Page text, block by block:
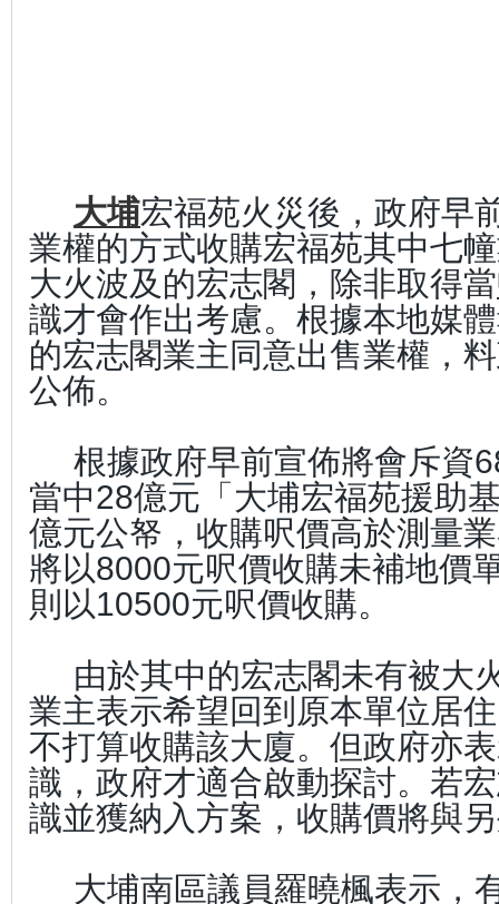
大埔宏福苑火災後，政府早
業權的方式收購宏福苑其中七
大火波及的宏志閣，除非取得當
識才會作出考慮。根據本地媒
的宏志閣業主同意出售業權，
公佈。
根據政府早前宣佈將會斥資
當中28億元「大埔宏福苑援助
億元公帑，收購呎價高於測量
將以8000元呎價收購未補地價
則以10500元呎價收購。
由於其中的宏志閣未有被大
業主表示希望回到原本單位居
不打算收購該大廈。但政府亦
識，政府才適合啟動探討。若
識並獲納入方案，收購價將與
大埔南區議員羅曉楓表示，